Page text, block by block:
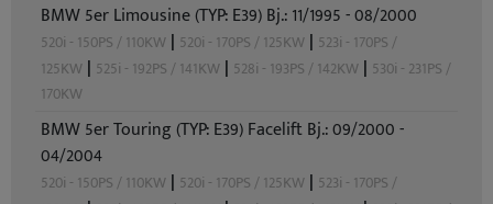
BMW 5er Limousine (TYP: E39) Bj.: 11/1995 - 08/2000
520i - 150PS / 110KW | 520i - 170PS / 125KW | 523i - 170PS /
125KW | 525i - 192PS / 141KW | 528i - 193PS / 142KW | 530i - 231PS /
170KW
BMW 5er Touring (TYP: E39) Facelift Bj.: 09/2000 -
04/2004
520i - 150PS / 110KW | 520i - 170PS / 125KW | 523i - 170PS /